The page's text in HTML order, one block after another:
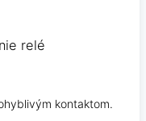
relé
kontaktom.